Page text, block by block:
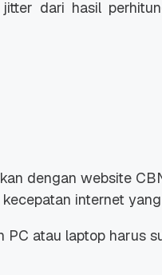
jitter dari hasil
dengan website
internet
PC atau laptop harus